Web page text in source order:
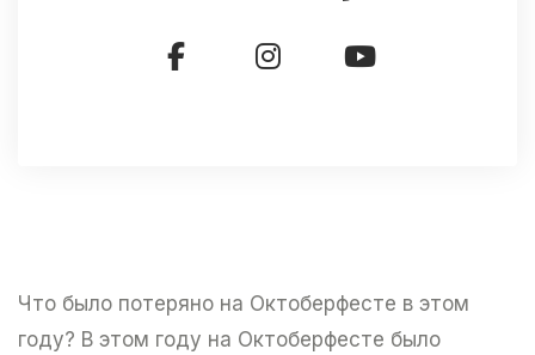
Что было потеряно на Октоберфесте в этом
году? В этом году на Октоберфесте было